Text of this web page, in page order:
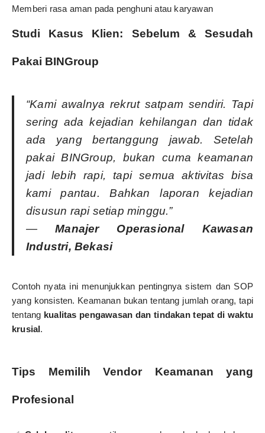
Memberi rasa aman pada penghuni atau karyawan
Studi Kasus Klien: Sebelum & Sesudah
Pakai BINGroup
“Kami awalnya rekrut satpam sendiri. Tapi
sering ada kejadian kehilangan dan tidak
ada yang bertanggung jawab. Setelah
pakai BINGroup, bukan cuma keamanan
jadi lebih rapi, tapi semua aktivitas bisa
kami pantau. Bahkan laporan kejadian
disusun rapi setiap minggu.”
—Manajer Operasional Kawasan
Industri, Bekasi
Contoh nyata ini menunjukkan pentingnya sistem dan SOP
yang konsisten. Keamanan bukan tentang jumlah orang, tapi
tentang kualitas pengawasan dan tindakan tepat di waktu
krusial.
Tips Memilih Vendor Keamanan yang
Profesional